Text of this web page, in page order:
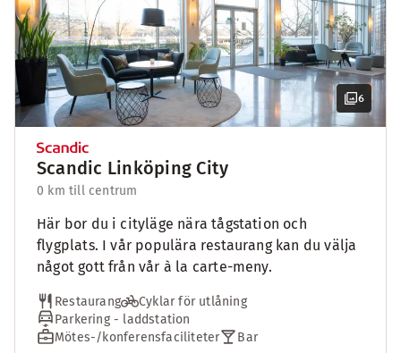
6
Scandic Linköping City
0 km till centrum
Här bor du i cityläge nära tågstation och
flygplats. I vår populära restaurang kan du välja
något gott från vår à la carte-meny.
Restaurang
Cyklar för utlåning
Parkering - laddstation
Mötes-/konferensfaciliteter
Bar